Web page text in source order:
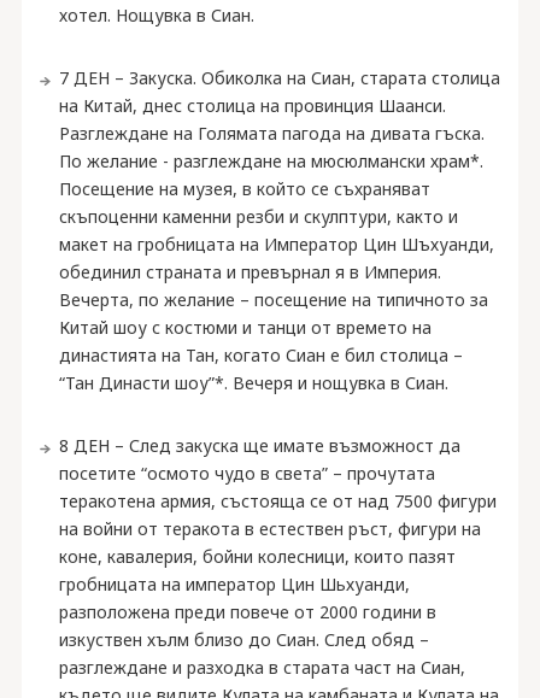
хотел. Нощувка в Сиан.
7 ДЕН – Закуска. Обиколка на Сиан, старата столица
на Китай, днес столица на провинция Шаанси.
Разглеждане на Голямата пагода на дивата гъска.
По желание - разглеждане на мюсюлмански храм*.
Посещение на музея, в който се съхраняват
скъпоценни каменни резби и скулптури, както и
макет на гробницата на Император Цин Шъхуанди,
обединил страната и превърнал я в Империя.
Вечерта, по желание – посещение на типичното за
Китай шоу с костюми и танци от времето на
династията на Тан, когато Сиан е бил столица –
“Тан Династи шоу”*. Вечеря и нощувка в Сиан.
8 ДЕН – След закуска ще имате възможност да
посетите “осмото чудо в света” – прочутата
теракотена армия, състояща се от над 7500 фигури
на войни от теракота в естествен ръст, фигури на
коне, кавалерия, бойни колесници, които пазят
гробницата на император Цин Шьхуанди,
разположена преди повече от 2000 години в
изкуствен хълм близо до Сиан. След обяд –
разглеждане и разходка в старата част на Сиан,